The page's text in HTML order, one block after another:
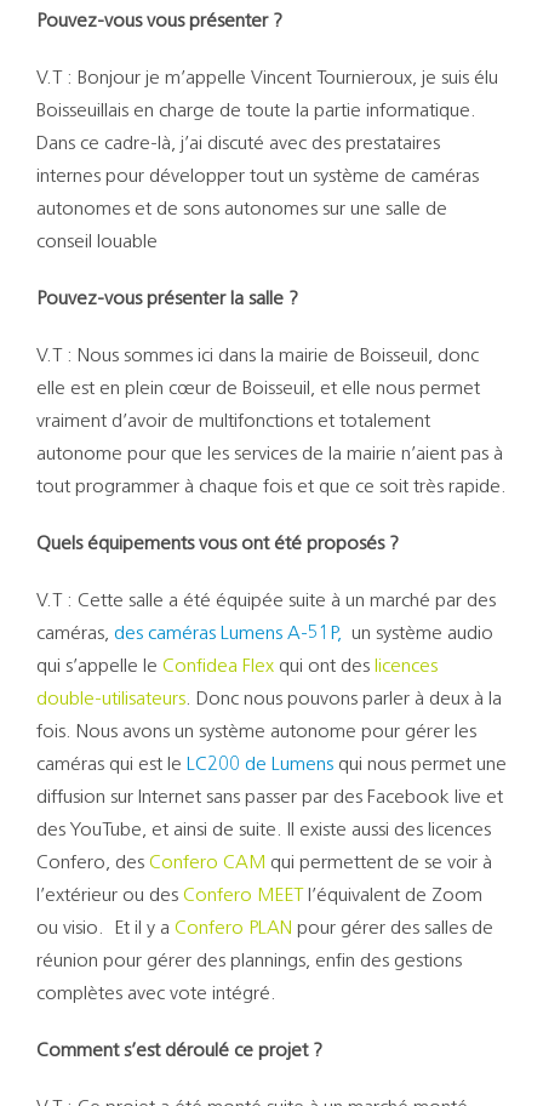
Pouvez-vous vous présenter ?
V.T : Bonjour je m’appelle Vincent Tournieroux, je suis élu
Boisseuillais en charge de toute la partie informatique.
Dans ce cadre-là, j’ai discuté avec des prestataires
internes pour développer tout un système de caméras
autonomes et de sons autonomes sur une salle de
conseil louable
Pouvez-vous présenter la salle ?
V.T : Nous sommes ici dans la mairie de Boisseuil, donc
elle est en plein cœur de Boisseuil, et elle nous permet
vraiment d’avoir de multifonctions et totalement
autonome pour que les services de la mairie n’aient pas à
tout programmer à chaque fois et que ce soit très rapide.
Quels équipements vous ont été proposés ?
V.T : Cette salle a été équipée suite à un marché par des
caméras, des caméras Lumens A-51P, un système audio
qui s’appelle le Confidea Flexqui ont des licences
double-utilisateurs. Donc nous pouvons parler à deux à la
fois. Nous avons un système autonome pour gérer les
caméras qui est le LC200 de Lumensqui nous permet une
diffusion sur Internet sans passer par des Facebook live et
des YouTube, et ainsi de suite. Il existe aussi des licences
Confero, des Confero CAM qui permettent de se voir à
l’extérieur ou des Confero MEET
l’équivalent de Zoom
ou visio. Et il y a Confero PLAN pour gérer des salles de
réunion pour gérer des plannings, enfin des gestions
complètes avec vote intégré.
Comment s’est déroulé ce projet ?